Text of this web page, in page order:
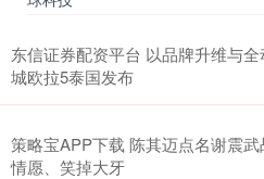
东信证券配资平台 以品牌升维与
城欧拉5泰国发布
策略宝APP下载 陈其迈点名谢震
情愿、笑掉大牙